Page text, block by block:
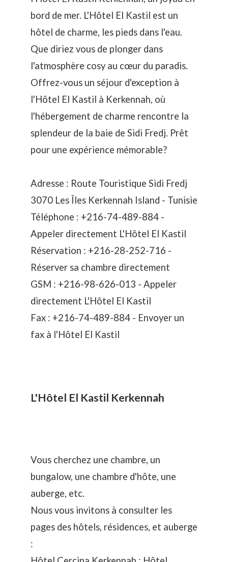
bord de mer. L'Hôtel El Kastil est un
hôtel de charme, les pieds dans l'eau.
Que diriez vous de plonger dans
l'atmosphère cosy au cœur du paradis.
Offrez-vous un séjour d'exception à
l'Hôtel El Kastil à Kerkennah, où
l'hébergement de charme rencontre la
splendeur de la baie de Sidi Fredj. Prêt
pour une expérience mémorable?
Adresse : Route Touristique Sidi Fredj
3070 Les Îles Kerkennah Island - Tunisie
Téléphone : +216-74-489-884 -
Appeler directement L'Hôtel El Kastil
Réservation : +216-28-252-716 -
Réserver sa chambre directement
GSM : +216-98-626-013 - Appeler
directement L'Hôtel El Kastil
Fax : +216-74-489-884 - Envoyer un
fax à l'Hôtel El Kastil
L'Hôtel El Kastil Kerkennah
Vous cherchez une chambre, un
bungalow, une chambre d'hôte, une
auberge, etc.
Nous vous invitons à consulter les
pages des hôtels, résidences, et auberge
: